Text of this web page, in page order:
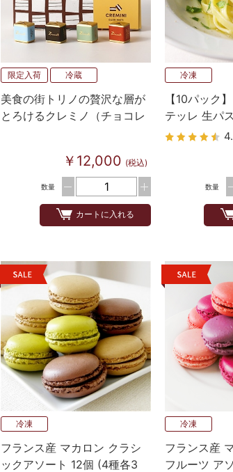
限定入荷 冷蔵
美食の街トリノの贅沢な層が
とろけるクレミノ（チョコレ
￥12,000 (税込)
数量
カートに入れる
冷凍
【10パック
テッレ 生パ
数量
冷凍
フランス産 マカロン クラシ
ックアソート 12個 (4種各3
冷凍
フランス産
フルーツ ア